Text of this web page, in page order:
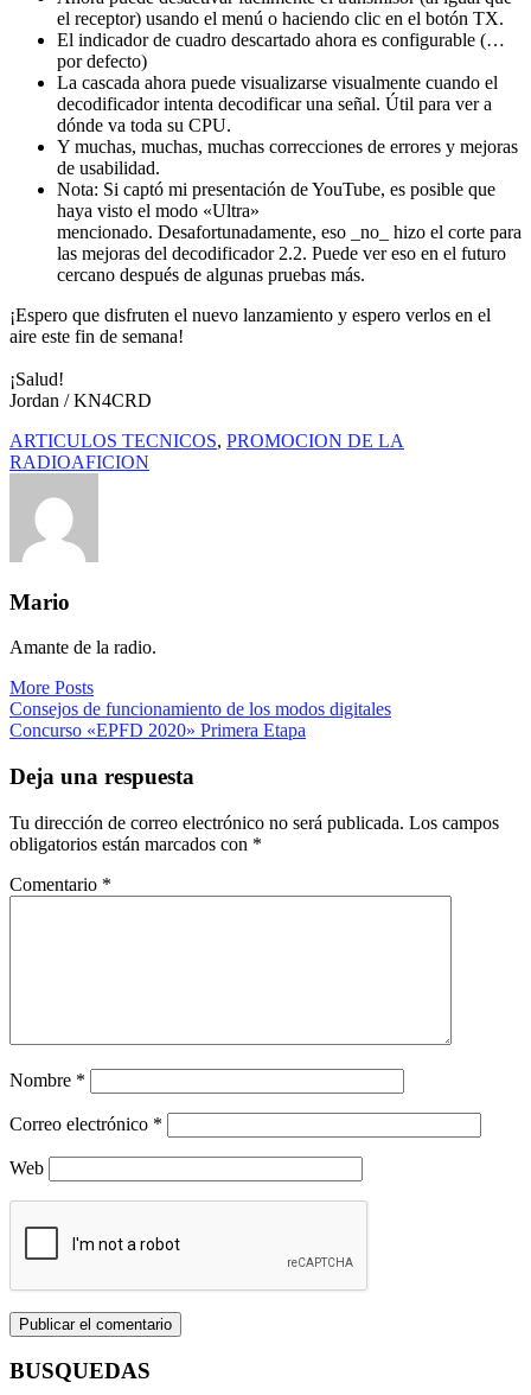
el receptor) usando el menú o haciendo clic en el botón TX.
El indicador de cuadro descartado ahora es configurable (…
por defecto)
La cascada ahora puede visualizarse visualmente cuando el
decodificador intenta decodificar una señal. Útil para ver a
dónde va toda su CPU.
Y muchas, muchas, muchas correcciones de errores y mejoras
de usabilidad.
Nota: Si captó mi presentación de YouTube, es posible que
haya visto el modo «Ultra»
mencionado. Desafortunadamente, eso _no_ hizo el corte para
las mejoras del decodificador 2.2. Puede ver eso en el futuro
cercano después de algunas pruebas más.
¡Espero que disfruten el nuevo lanzamiento y espero verlos en el
aire este fin de semana!
¡Salud!
Jordan / KN4CRD
ARTICULOS TECNICOS, PROMOCION DE LA
RADIOAFICION
Mario
Amante de la radio.
More Posts
Navegación
de
entradas
Consejos de funcionamiento de los modos digitales
Concurso «EPFD 2020» Primera Etapa
Deja una respuesta
Tu dirección de correo electrónico no será publicada. Los campos
obligatorios están marcados con *
Comentario *
Nombre *
Correo electrónico *
Web
BUSQUEDAS